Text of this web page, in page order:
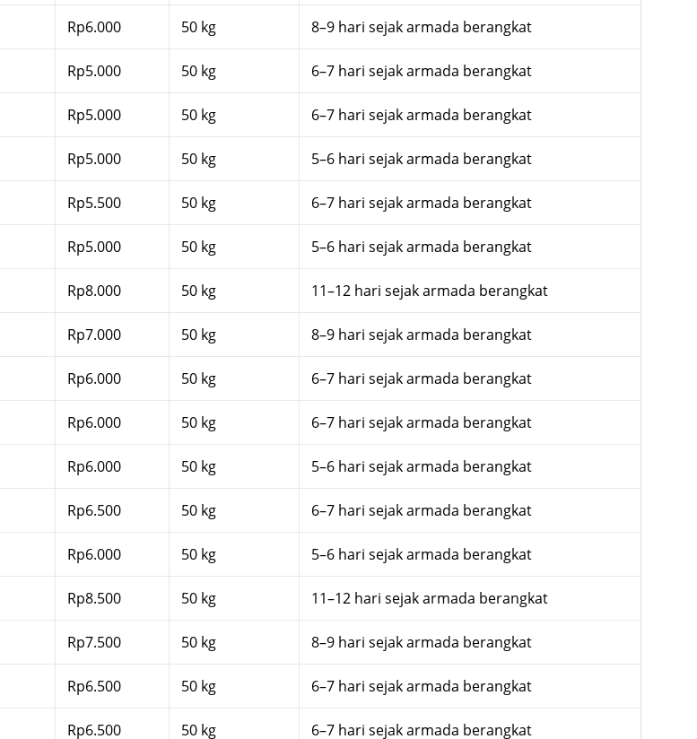
Rp6.000 50 kg 8–9 hari sejak armada berangkat
Rp5.000 50 kg 6–7 hari sejak armada berangkat
Rp5.000 50 kg 6–7 hari sejak armada berangkat
Rp5.000 50 kg 5–6 hari sejak armada berangkat
Rp5.500 50 kg 6–7 hari sejak armada berangkat
Rp5.000 50 kg 5–6 hari sejak armada berangkat
Rp8.000 50 kg 11–12 hari sejak armada berangkat
Rp7.000 50 kg 8–9 hari sejak armada berangkat
Rp6.000 50 kg 6–7 hari sejak armada berangkat
Rp6.000 50 kg 6–7 hari sejak armada berangkat
Rp6.000 50 kg 5–6 hari sejak armada berangkat
Rp6.500 50 kg 6–7 hari sejak armada berangkat
Rp6.000 50 kg 5–6 hari sejak armada berangkat
Rp8.500 50 kg 11–12 hari sejak armada berangkat
Rp7.500 50 kg 8–9 hari sejak armada berangkat
Rp6.500 50 kg 6–7 hari sejak armada berangkat
Rp6.500 50 kg 6–7 hari sejak armada berangkat